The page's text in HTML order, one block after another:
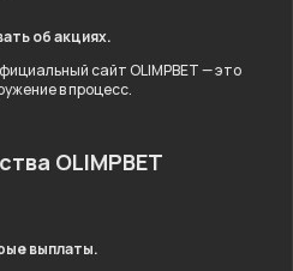
об акциях.
сайт OLIMPBET — это
в процесс.
OLIMPBET
выплаты.